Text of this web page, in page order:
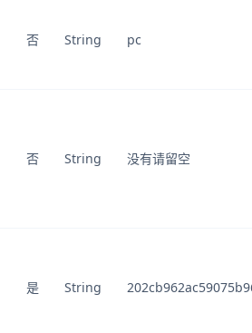
否 String pc
否 String 没有请留空
是 String